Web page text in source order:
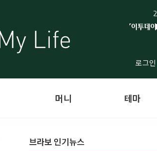
로그인
머니 테마
브라보 인기뉴스